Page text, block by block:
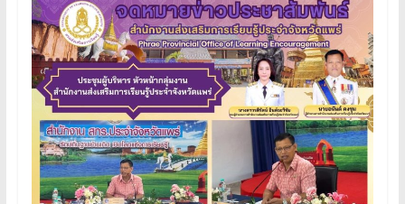
Office
Learning
Encouragement